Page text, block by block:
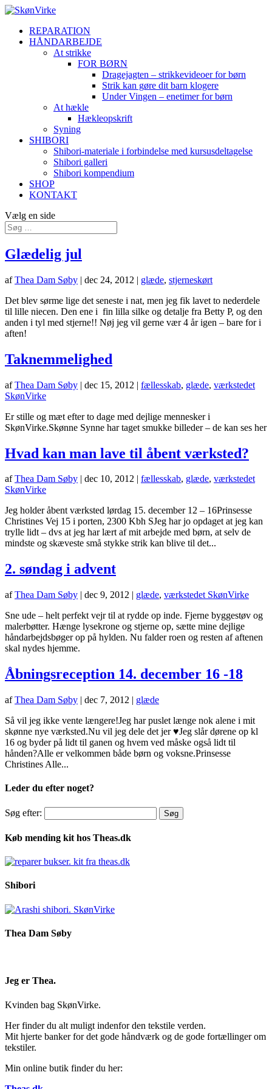
REPARATION
HÅNDARBEJDE
At strikke
FOR BØRN
Dragejagten – strikkevideoer for børn
Strik kan gøre dit barn klogere
Under Vingen – enetimer for børn
At hækle
Hækleopskrift
Syning
SHIBORI
Shibori-materiale i forbindelse med kursusdeltagelse
Shibori galleri
Shibori kompendium
SHOP
KONTAKT
Vælg en side
Glædelig jul
afThea Dam Søby | dec 24, 2012 | glæde, stjerneskørt
Det blev sørme lige det seneste i nat, men jeg fik lavet to nederdele
til lille niecen. Den ene i fin lilla silke og detalje fra Betty P, og den
anden i tyl med stjerne!! Nøj jeg vil gerne vær 4 år igen – bare for i
aften!
Taknemmelighed
afThea Dam Søby | dec 15, 2012 | fællesskab, glæde, værkstedet
SkønVirke
Er stille og mæt efter to dage med dejlige mennesker i
SkønVirke.Skønne Synne har taget smukke billeder – de kan ses her
Hvad kan man lave til åbent værksted?
afThea Dam Søby | dec 10, 2012 | fællesskab, glæde, værkstedet
SkønVirke
Jeg holder åbent værksted lørdag 15. december 12 – 16Prinsesse
Christines Vej 15 i porten, 2300 Kbh SJeg har jo opdaget at jeg kan
trylle lidt – dvs at jeg har lært af mit arbejde med børn, at selv de
mindste og skæveste små stykke strik kan blive til det...
2. søndag i advent
afThea Dam Søby | dec 9, 2012 | glæde, værkstedet SkønVirke
Sne ude – helt perfekt vejr til at rydde op inde. Fjerne byggestøv og
malerbøtter. Hænge lysekrone og stjerne op, sætte mine dejlige
håndarbejdsbøger op på hylden. Nu falder roen og resten af aftenen
skal nydes hjemme.
Åbningsreception 14. december 16 -18
afThea Dam Søby | dec 7, 2012 | glæde
Så vil jeg ikke vente længere!Jeg har puslet længe nok alene i mit
skønne nye værksted.Nu vil jeg dele det jer ♥Jeg slår dørene op kl
16 og byder på lidt til ganen og hvem ved måske også lidt til
hånden?Alle er velkommen både børn og voksne.Prinsesse
Christines Alle...
Leder du efter noget?
Søg efter:
Køb mending kit hos Theas.dk
Shibori
Thea Dam Søby
Jeg er Thea.
Kvinden bag SkønVirke.
Her finder du alt muligt indenfor den tekstile verden.
Mit hjerte banker for det gode håndværk og de gode fortællinger om
tekstiler.
Min online butik finder du her: